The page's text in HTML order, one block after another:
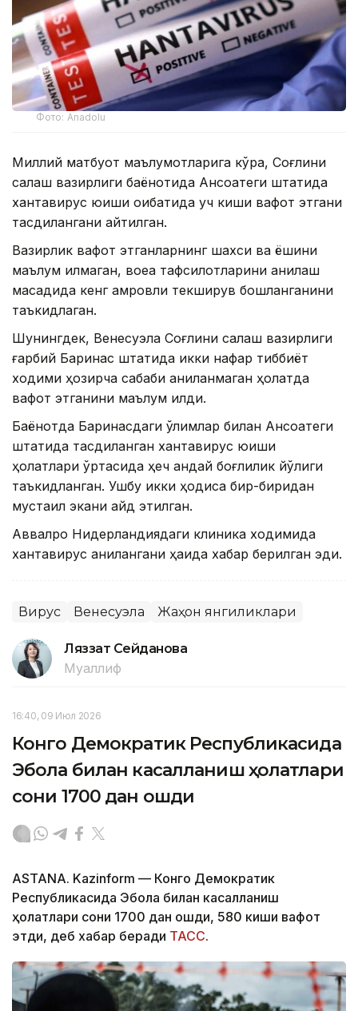
Фото: Anadolu
Миллий матбуот маълумотларига кўра, Соғлиқни
сақлаш вазирлиги баёнотида Ансоатеги штатида
хантавирус юқиши оқибатида уч киши вафот этгани
тасдиқлангани айтилган.
Вазирлик вафот этганларнинг шахси ва ёшини
маълум қилмаган, воқеа тафсилотларини аниқлаш
мақсадида кенг қамровли текширув бошланганини
таъкидлаган.
Шунингдек, Венесуэла Соғлиқни сақлаш вазирлиги
ғарбий Баринас штатида икки нафар тиббиёт
ходими ҳозирча сабаби аниқланмаган ҳолатда
вафот этганини маълум қилди.
Баёнотда Баринасдаги ўлимлар билан Ансоатеги
штатида тасдиқланган хантавирус юқиши
ҳолатлари ўртасида ҳеч қандай боғлиқлик йўқлиги
таъкидланган. Ушбу икки ҳодиса бир-биридан
мустақил экани қайд этилган.
Аввалроқ Нидерландиядаги клиника ходимида
хантавирус аниқлангани ҳақида хабар берилган эди.
Вирус Венесуэла Жаҳон янгиликлари
Ляззат Сейданова
Муаллиф
16:40, 09 Июл 2026
Конго Демократик Республикасида
Эбола билан касалланиш ҳолатлари
сони 1700 дан ошди
ASTANA. Kazinform — Конго Демократик
Республикасида Эбола билан касалланиш
ҳолатлари сони 1700 дан ошди, 580 киши вафот
этди, деб хабар беради ТАСС.